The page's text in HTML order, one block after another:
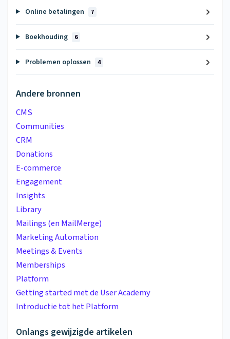
Online betalingen 7
Boekhouding 6
Problemen oplossen 4
Andere bronnen
CMS
Communities
CRM
Donations
E-commerce
Engagement
Insights
Library
Mailings (en MailMerge)
Marketing Automation
Meetings & Events
Memberships
Platform
Getting started met de User Academy
Introductie tot het Platform
Onlangs gewijzigde artikelen